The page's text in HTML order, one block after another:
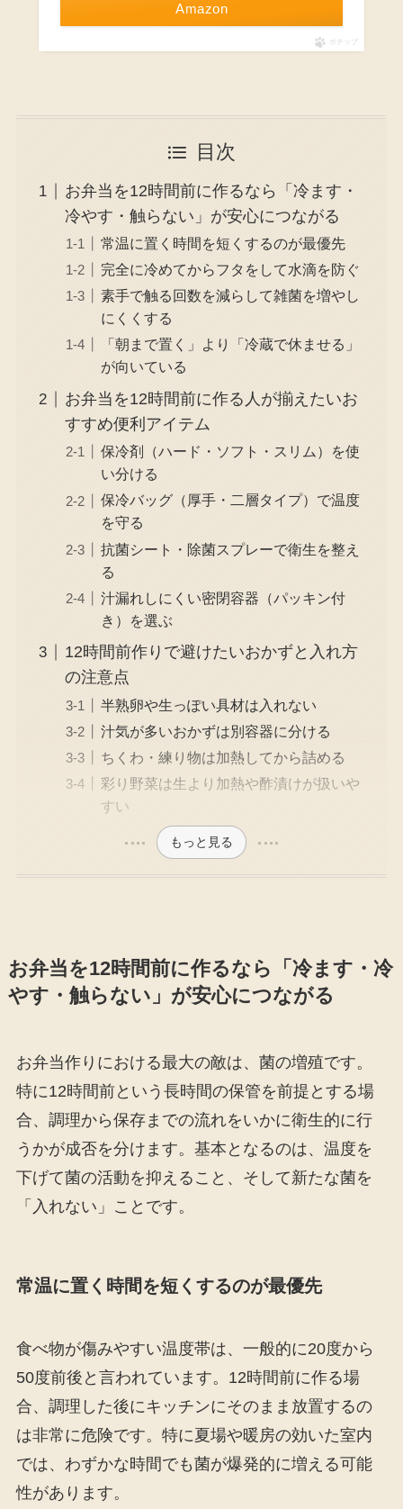
Amazon
ポチップ
目次
お弁当を12時間前に作るなら「冷ます・
冷やす・触らない」が安心につながる
常温に置く時間を短くするのが最優先
完全に冷めてからフタをして水滴を防ぐ
素手で触る回数を減らして雑菌を増やし
にくくする
「朝まで置く」より「冷蔵で休ませる」
が向いている
お弁当を12時間前に作る人が揃えたいお
すすめ便利アイテム
保冷剤（ハード・ソフト・スリム）を使
い分ける
保冷バッグ（厚手・二層タイプ）で温度
を守る
抗菌シート・除菌スプレーで衛生を整え
る
汁漏れしにくい密閉容器（パッキン付
き）を選ぶ
12時間前作りで避けたいおかずと入れ方
の注意点
半熟卵や生っぽい具材は入れない
汁気が多いおかずは別容器に分ける
ちくわ・練り物は加熱してから詰める
彩り野菜は生より加熱や酢漬けが扱いや
すい
もっと見る
お弁当を12時間前に作るなら「冷ます・冷
やす・触らない」が安心につながる
お弁当作りにおける最大の敵は、菌の増殖です。
特に12時間前という長時間の保管を前提とする場
合、調理から保存までの流れをいかに衛生的に行
うかが成否を分けます。基本となるのは、温度を
下げて菌の活動を抑えること、そして新たな菌を
「入れない」ことです。
常温に置く時間を短くするのが最優先
食べ物が傷みやすい温度帯は、一般的に20度から
50度前後と言われています。12時間前に作る場
合、調理した後にキッチンにそのまま放置するの
は非常に危険です。特に夏場や暖房の効いた室内
では、わずかな時間でも菌が爆発的に増える可能
性があります。